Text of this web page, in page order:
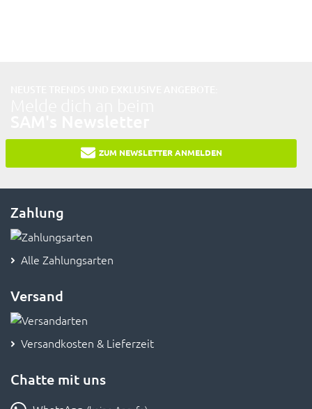
ZUM NEWSLETTER ANMELDEN
Zahlung
Alle Zahlungsarten
Versand
Versandkosten & Lieferzeit
Chatte mit uns